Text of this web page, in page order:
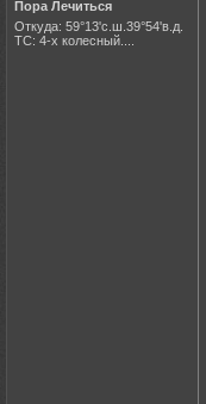
Пора Лечиться
Откуда: 59°13'с.ш.39°54'в.д.
ТС: 4-х колесный....